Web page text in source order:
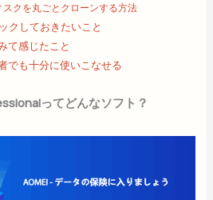
スクを丸ごとクローンする方法
クしておきたいこと
て感じたこと
でも十分に使いこなせる
ってどんなソフト？